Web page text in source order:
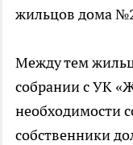
жильцов дома
Между тем
собрании с УК
необходимости
собственники